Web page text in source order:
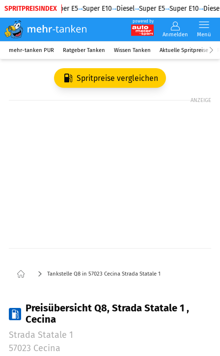
SPRITPREISINDEX
Diesel Super E5 Super E10 Diesel Super E5 Super E10 Diesel
powered by
Anmelden Menü
mehr-tanken PUR Ratgeber Tanken Wissen Tanken Aktuelle Spritpreise
Spritpreise vergleichen
ANZEIGE
Tankstelle Q8 in 57023 Cecina Strada Statale 1
Preisübersicht Q8, Strada Statale 1 ,
Cecina
Strada Statale 1
57023 Cecina